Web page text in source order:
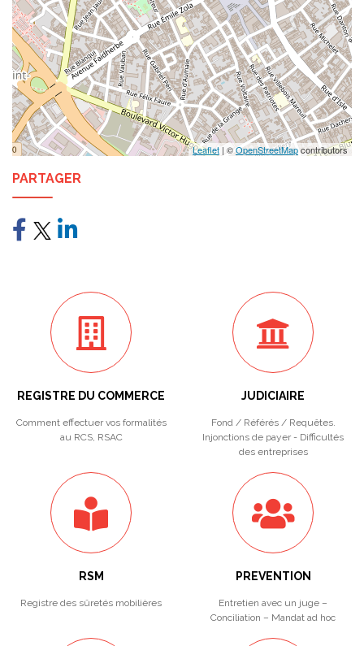
Leaflet | ©OpenStreetMapcontributors
PARTAGER
REGISTRE DU COMMERCE
Comment effectuer vos formalités
au RCS, RSAC
JUDICIAIRE
Fond / Référés / Requêtes.
Injonctions de payer - Difficultés
des entreprises
RSM
Registre des sûretés mobilières
PREVENTION
Entretien avec un juge –
Conciliation – Mandat ad hoc